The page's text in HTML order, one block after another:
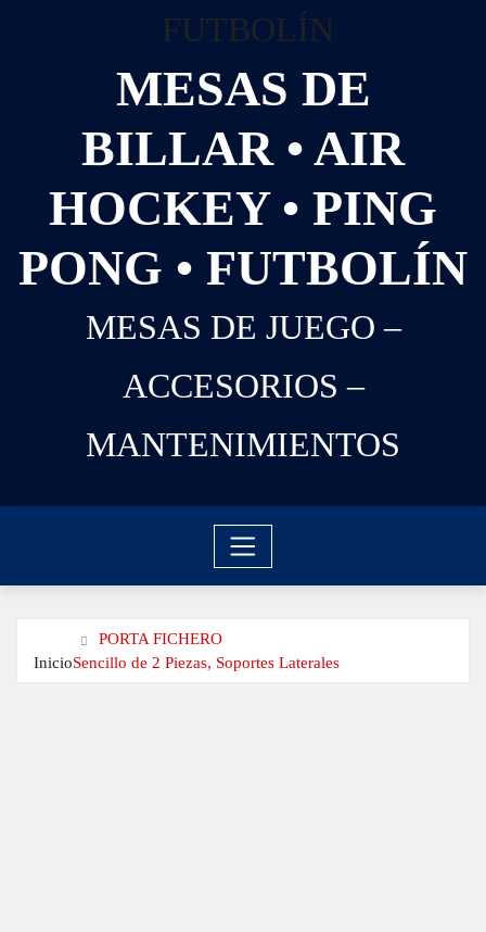
MESAS DE
BILLAR • AIR
HOCKEY • PING
PONG • FUTBOLÍN
MESAS DE JUEGO –
ACCESORIOS –
MANTENIMIENTOS
Inicio
PORTA FICHERO
Sencillo de 2 Piezas, Soportes Laterales